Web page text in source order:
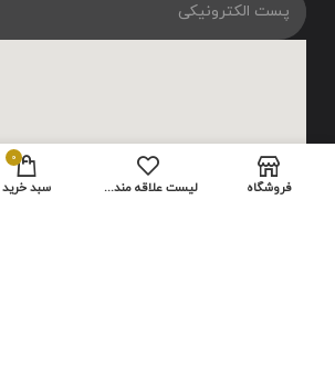
فروشگاه لیست علاقه مندی ها
0
سبد خرید